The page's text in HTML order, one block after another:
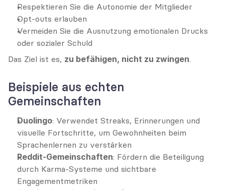
Respektieren Sie die Autonomie der Mitglieder
Opt-outs erlauben
Vermeiden Sie die Ausnutzung emotionalen Drucks
oder sozialer Schuld
Das Ziel ist es, zu befähigen, nicht zu zwingen.
Beispiele aus echten
Gemeinschaften
Duolingo: Verwendet Streaks, Erinnerungen und
visuelle Fortschritte, um Gewohnheiten beim
Sprachenlernen zu verstärken
Reddit-Gemeinschaften: Fördern die Beteiligung
durch Karma-Systeme und sichtbare
Engagementmetriken